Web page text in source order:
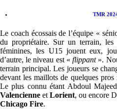
TMR
Le coach écossais de l’équipe «
du propriétaire. Sur un terrain, les
féminines, les U15 jouent eux,
d’autre, le niveau est «flippant».
terrain principal. Les joueurs se
devant les maillots de quelques
Le plus connu étant Abdoul
Valencienne et Lorient, ou encore
Chicago Fire.